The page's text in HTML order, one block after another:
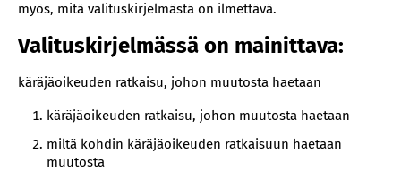
myös, mitä valituskirjelmästä on ilmettävä.
Valituskirjelmässä on mainittava:
‍käräjäoikeuden ratkaisu, johon muutosta haetaan
käräjäoikeuden ratkaisu, johon muutosta haetaan
miltä kohdin käräjäoikeuden ratkaisuun haetaan
muutosta